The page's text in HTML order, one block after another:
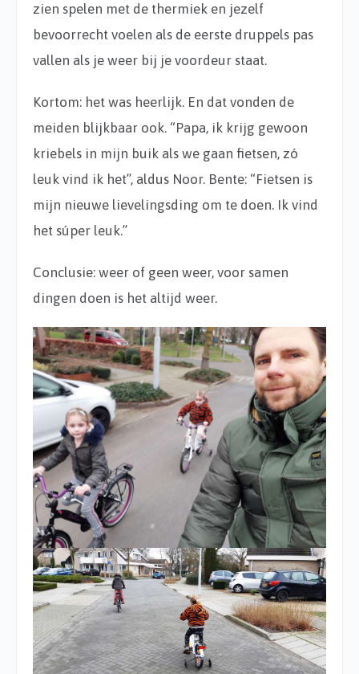
zien spelen met de thermiek en jezelf
bevoorrecht voelen als de eerste druppels pas
vallen als je weer bij je voordeur staat.
Kortom: het was heerlijk. En dat vonden de
meiden blijkbaar ook. “Papa, ik krijg gewoon
kriebels in mijn buik als we gaan fietsen, zó
leuk vind ik het”, aldus Noor. Bente: “Fietsen is
mijn nieuwe lievelingsding om te doen. Ik vind
het súper leuk.”
Conclusie: weer of geen weer, voor samen
dingen doen is het altijd weer.